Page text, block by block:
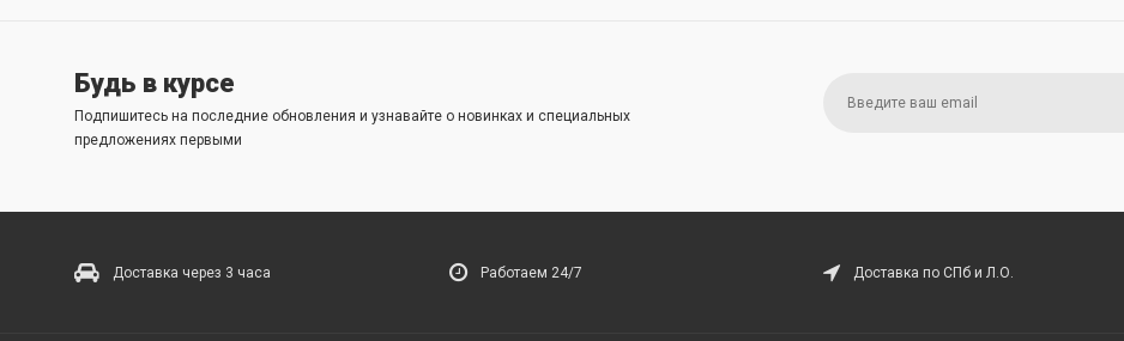
Будь в курсе
Подпишитесь на последние обновления и узнавайте о новинках и специальных
предложениях первыми
Доставка через 3 часа Работаем 24/7 Доставка по СПб и Л.О.